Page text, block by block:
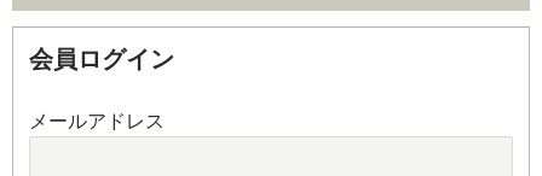
会員ログイン
メールアドレス